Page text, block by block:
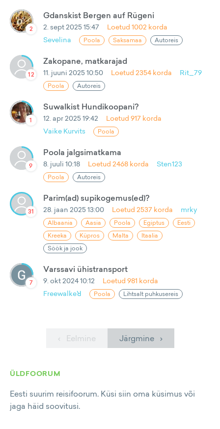
2
Gdanskist Bergen auf Rügeni
2. sept 2025 15:47 Loetud 1002 korda
Sevelina
Poola Saksamaa Autoreis
12
Zakopane, matkarajad
11. juuni 2025 10:50 Loetud 2354 korda Rit_79
Poola Autoreis
1
Suwalkist Hundikoopani?
12. apr 2025 19:42 Loetud 917 korda
Vaike Kurvits
Poola
9
Poola jalgsimatkama
8. juuli 10:18 Loetud 2468 korda Sten123
Poola Autoreis
31
Parim(ad) supikogemus(ed)?
28. jaan 2025 13:00 Loetud 2537 korda mrky
Albaania Aasia Poola Egiptus
Eesti
Kreeka
Küpros Malta
Itaalia
Söök ja jook
7
Varssavi ühistransport
9. okt 2024 10:12 Loetud 981 korda
Freewalkeꓤ
Poola Lihtsalt puhkusereis
‹ Eelmine Järgmine ›
ÜLDFOORUM
Eesti suurim reisifoorum. Küsi siin oma küsimus või
jaga häid soovitusi.